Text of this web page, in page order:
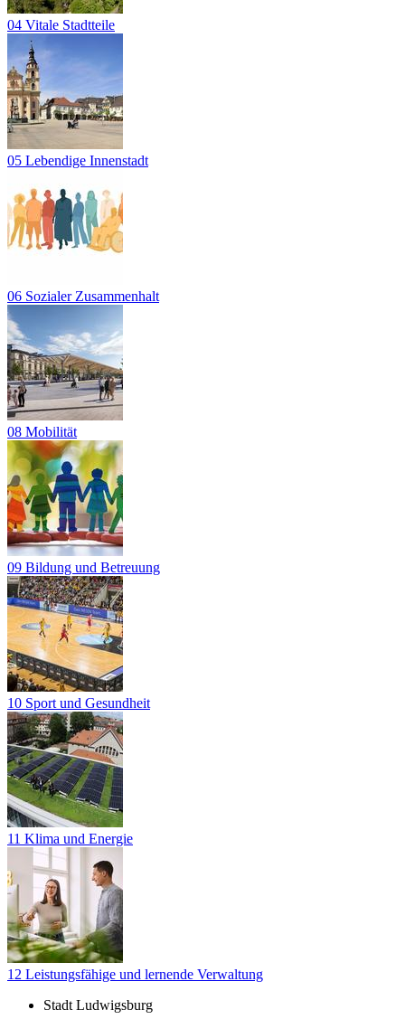
04 Vitale Stadtteile
05 Lebendige Innenstadt
06 Sozialer Zusammenhalt
08 Mobilität
09 Bildung und Betreuung
10 Sport und Gesundheit
11 Klima und Energie
12 Leistungsfähige und lernende Verwaltung
Stadt Ludwigsburg